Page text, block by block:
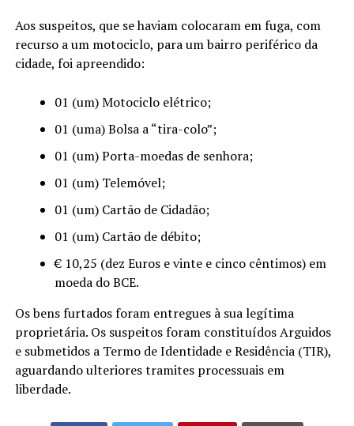
Aos suspeitos, que se haviam colocaram em fuga, com
recurso a um motociclo, para um bairro periférico da
cidade, foi apreendido:
01 (um) Motociclo elétrico;
01 (uma) Bolsa a “tira-colo”;
01 (um) Porta-moedas de senhora;
01 (um) Telemóvel;
01 (um) Cartão de Cidadão;
01 (um) Cartão de débito;
€ 10,25 (dez Euros e vinte e cinco cêntimos) em
moeda do BCE.
Os bens furtados foram entregues à sua legítima
proprietária. Os suspeitos foram constituídos Arguidos
e submetidos a Termo de Identidade e Residência (TIR),
aguardando ulteriores tramites processuais em
liberdade.